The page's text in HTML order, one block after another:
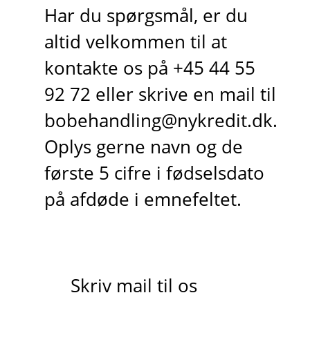
Har du spørgsmål, er du
altid velkommen til at
kontakte os på +45 44 55
92 72 eller skrive en mail til
bobehandling@nykredit.dk.
Oplys gerne navn og de
første 5 cifre i fødselsdato
på afdøde i emnefeltet.
Skriv mail til os